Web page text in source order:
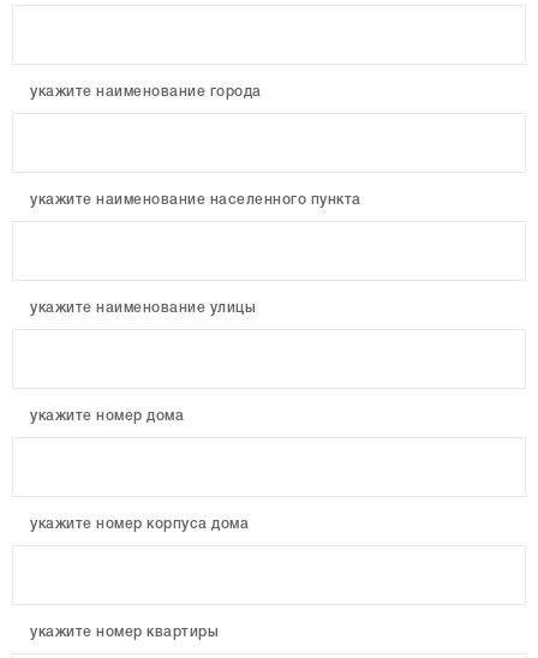
укажите наименование города
укажите наименование населенного пункта
укажите наименование улицы
укажите номер дома
укажите номер корпуса дома
укажите номер квартиры